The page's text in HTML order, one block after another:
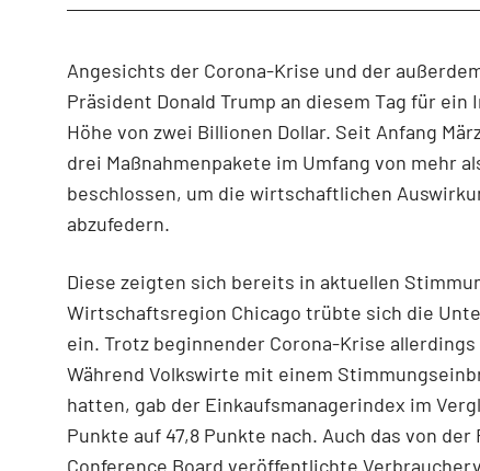
Angesichts der Corona-Krise und der
Präsident Donald Trump an diesem Tag für
Höhe von zwei Billionen Dollar. Seit Anfang
drei Maßnahmenpakete im Umfang von mehr
beschlossen, um die wirtschaftlichen
abzufedern.
Diese zeigten sich bereits in aktuellen
Wirtschaftsregion Chicago trübte sich die
ein. Trotz beginnender Corona-Krise
Während Volkswirte mit einem
hatten, gab der Einkaufsmanagerindex im
Punkte auf 47,8 Punkte nach. Auch das von
Conference Board veröffentlichte